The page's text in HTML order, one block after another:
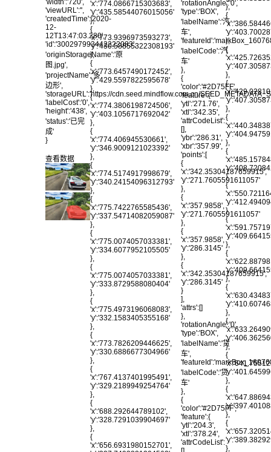
'width':'720',
'viewURL':'',
'createdTime':'2020-
12-
12T13:47:03.280',
'id':'300297993442222083',
'originStorageName':'原
图.jpg',
'projectName':'多
边形',
'storageURL':'https://cdn.seed.mindflow.com.cn/
'labelCost':'0',
'height':'438',
'status':'已完
成'
}
查看数据
'x':'774.0866715303683',
'y':'435.58544076015056'
},
{
'x':'773.9396973593273',
'y':'430.58855322308193'
},
{
'x':'773.6457490172452',
'y':'429.5597822595678'
},
{
'x':'774.3806198724506',
'y':'403.1056717692042'
},
{
'x':'774.406945530661',
'y':'346.9009121023392'
},
{
'x':'774.5174917998679',
'y':'340.24154096312793'
},
{
'x':'775.7422765585436',
'y':'337.54714082059087'
},
{
'x':'775.0074057033381',
'y':'334.6077952105505'
},
{
'x':'775.0074057033381',
'y':'333.8729588080404'
},
{
'x':'775.4973196068083',
'y':'332.1583405355168'
},
{
'x':'773.7826209446625',
'y':'330.6886677304966'
},
{
'x':'767.4137401995491',
'y':'329.2189949254764'
},
{
'x':'688.292644789102',
'y':'328.7291039904697'
},
{
'x':'656.6931980152701',
'rotationAngle':'0',
'type':'BOX',
'labelName':'汽
车',
'labelCode':'汽
车'
},
{
'color':'#2D75FF',
'feature':{
'ytl':'271.76',
'xtl':'342.35',
'attrCodeList':
[],
'ybr':'286.31',
'xbr':'357.99',
'points':[
{
'x':'342.35304187659915',
'y':'271.7605591611057'
},
{
'x':'357.9858',
'y':'271.7605591611057'
},
{
'x':'357.9858',
'y':'286.3145'
},
{
'x':'342.35304187659915',
'y':'286.3145'
}
],
'attrs':[]
},
'rotationAngle':'0',
'type':'BOX',
'labelName':'货
车',
'labelCode':'货
车'
},
{
'color':'#2D75FF',
'feature':{
'ytl':'204.3',
'xtl':'378.24',
'attrCodeList':
},
{
},
{
},
{
},
{
},
{
},
{
},
{
},
{
},
{
},
{
},
{
},
{
},
{
},